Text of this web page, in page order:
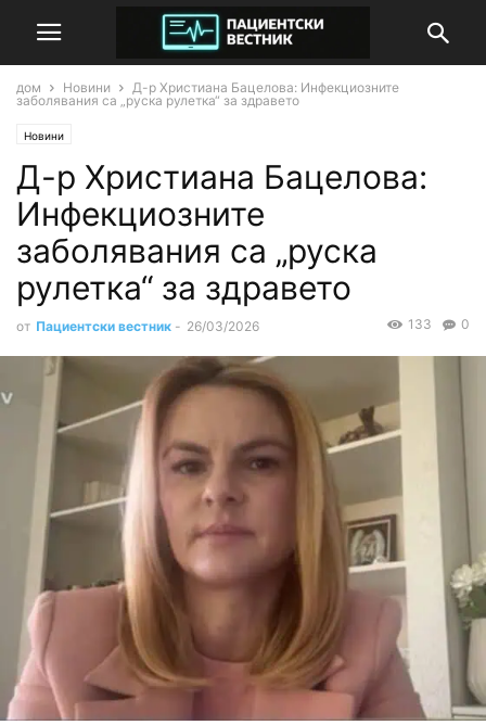
дом Новини
Д-р Христиана Бацелова: Инфекциозните
заболявания са „руска рулетка“ за здравето
Новини
Д-р Христиана Бацелова:
Инфекциозните
заболявания са „руска
рулетка“ за здравето
от Пациентски вестник - 26/03/2026 0
133